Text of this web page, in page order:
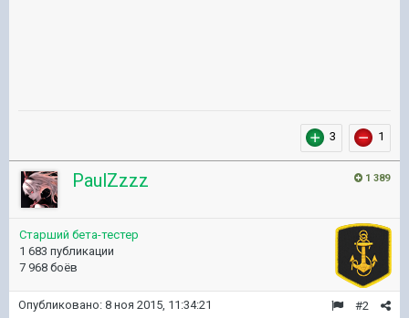
3 1
1 389
PaulZzzz
Старший бета-тестер
1 683 публикации
7 968 боёв
#2
Опубликовано: 8 ноя 2015, 11:34:21